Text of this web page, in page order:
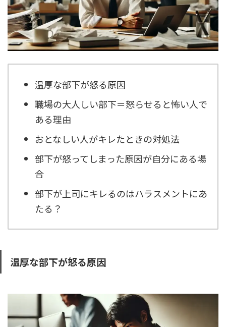
温厚な部下が怒る原因
職場の大人しい部下＝怒らせると怖い人で
ある理由
おとなしい人がキレたときの対処法
部下が怒ってしまった原因が自分にある場
合
部下が上司にキレるのはハラスメントにあ
たる？
温厚な部下が怒る原因